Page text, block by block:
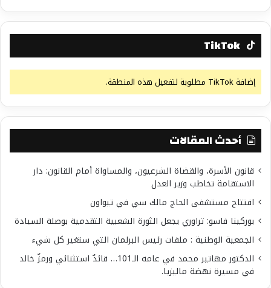
TikTok
إضافة TikTok مطلوبة لتفعيل هذه المنطقة.
أحدث المقالات
قانون الأسرة، والقضاة الشرعيون، والمساواة أمام القانون: دار
الاستقامة تخاطب وزير العدل
افتتاح مستشفى الحاج مالك سي في تيواون
بوركينا فاسو: تراوري يجعل الثورة الشعبية التقدمية بوصلة السيادة
الجمعية الوطنية : ملفات رئيس البرلمان التي ستغير كل شيء
الدكتور مهاتير محمد في عامه الـ101… قائدٌ استثنائي ورمزٌ خالد
في مسيرة نهضة ماليزيا.